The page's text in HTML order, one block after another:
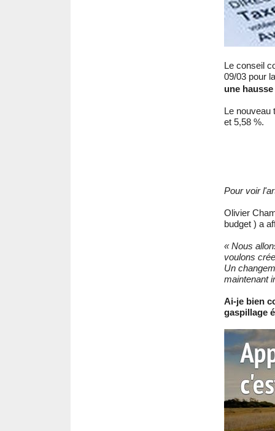
Le conseil
09/03 pour
une hausse
Le nouveau
et 5,58 %.
Pour voir
Olivier
budget ) a
« Nous
voulons
Un
maintenant
Ai-je bien
gaspillage